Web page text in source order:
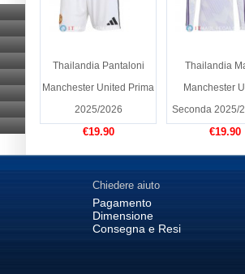
Thailandia Pantaloni
Manchester United Prima
2025/2026
€19.90
Thailandia
Manchester
Seconda 2025/
€19.90
Chiedere aiuto
Pagamento
Dimensione
Consegna e Resi